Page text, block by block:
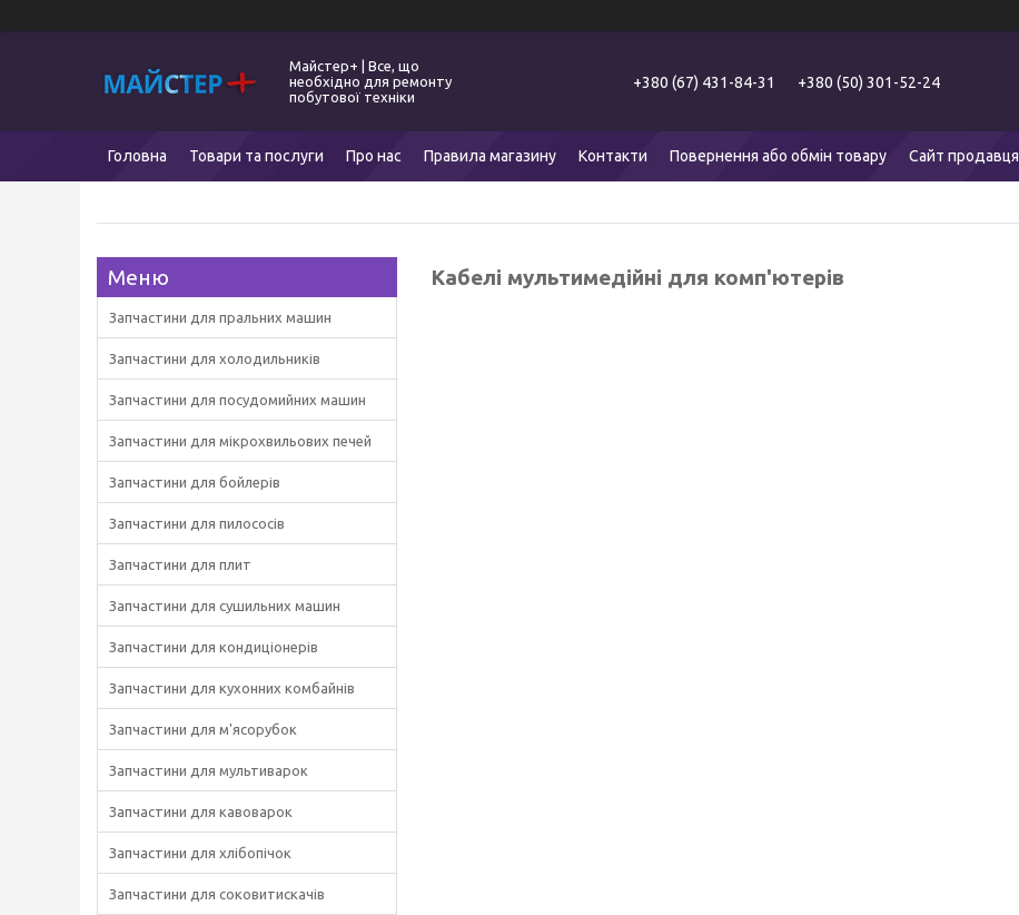
Майстер+ | Все, що
необхідно для ремонту
побутової техніки
+380 (67) 431-84-31 +380 (50) 301-52-24
Головна Товари та послуги Про нас Правила магазину Контакти Повернення або обмін товару Сайт продавця
Кабелі мультимедійні для комп'ютерів
Запчастини для пральних машин
Запчастини для холодильників
Запчастини для посудомийних машин
Запчастини для мікрохвильових печей
Запчастини для бойлерів
Запчастини для пилососів
Запчастини для плит
Запчастини для сушильних машин
Запчастини для кондиціонерів
Запчастини для кухонних комбайнів
Запчастини для м'ясорубок
Запчастини для мультиварок
Запчастини для кавоварок
Запчастини для хлібопічок
Запчастини для соковитискачів